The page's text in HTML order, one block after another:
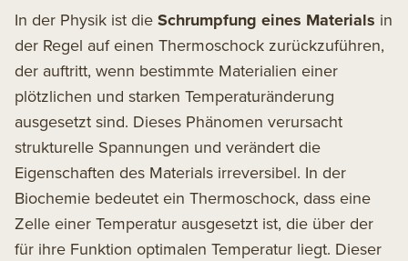
In der Physik ist die Schrumpfung eines Materials in
der Regel auf einen Thermoschock zurückzuführen,
der auftritt, wenn bestimmte Materialien einer
plötzlichen und starken Temperaturänderung
ausgesetzt sind. Dieses Phänomen verursacht
strukturelle Spannungen und verändert die
Eigenschaften des Materials irreversibel. In der
Biochemie bedeutet ein Thermoschock, dass eine
Zelle einer Temperatur ausgesetzt ist, die über der
für ihre Funktion optimalen Temperatur liegt. Dieser